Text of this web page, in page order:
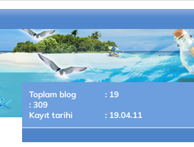
Toplam blog
: 19
: 309
Kayıt tarihi
: 19.04.11